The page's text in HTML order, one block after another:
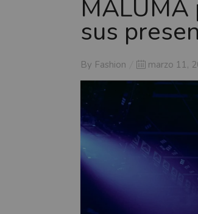
MALUMA
sus
By Fashion
Posted
on
marzo 11,